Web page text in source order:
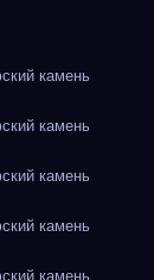
камень
камень
камень
камень
камень